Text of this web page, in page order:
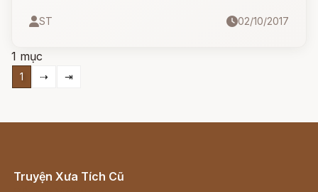
Vanđơma đã thức thâu đêm, nấu chảy rồi để
ST 02/10/2017
1 mục
1 ⇢ ⇥
Truyện Xưa Tích Cũ